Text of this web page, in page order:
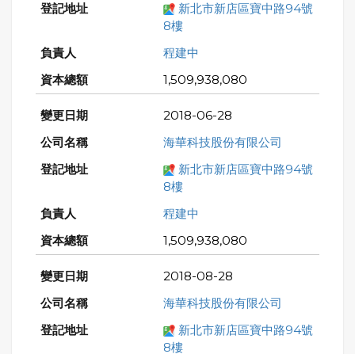
新北市新店區寶中路94號
8樓
程建中
1,509,938,080
2018-06-28
海華科技股份有限公司
新北市新店區寶中路94號
8樓
程建中
1,509,938,080
2018-08-28
海華科技股份有限公司
新北市新店區寶中路94號
8樓